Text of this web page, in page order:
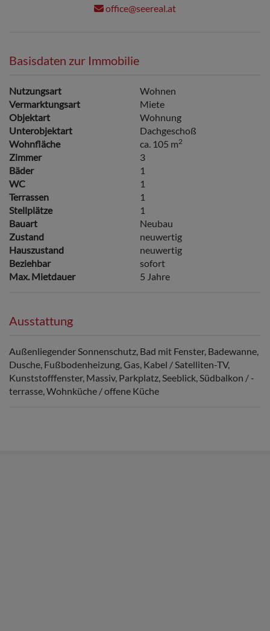
office@seereal.at
Basisdaten zur Immobilie
Nutzungsart
Wohnen
Vermarktungsart
Miete
Objektart
Wohnung
Unterobjektart
Dachgeschoß
Wohnfläche
ca. 105 m2
Zimmer
3
Bäder
1
WC
1
Terrassen
1
Stellplätze
1
Bauart
Neubau
Zustand
neuwertig
Hauszustand
neuwertig
Beziehbar
sofort
Max. Mietdauer
5 Jahre
Ausstattung
Außenliegender Sonnenschutz Bad mit Fenster Badewanne
Dusche Fußbodenheizung Gas Kabel / Satelliten-TV
Kunststofffenster Massiv Parkplatz Seeblick Südbalkon / -
terrasse Wohnküche / offene Küche